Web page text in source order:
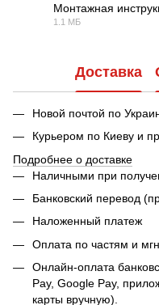
Монтажная
1.1 МБ
Доставка
Новой почтой по
Курьером по Киеву и
Подробнее о доставке
Наличными при
Банковский перевод
Наложенный платеж
Оплата по частям и
Онлайн-оплата
Pay, Google Pay,
карты вручную).